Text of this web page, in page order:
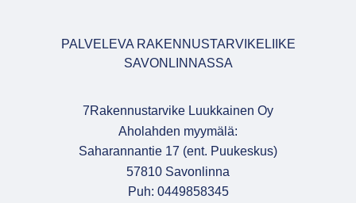
PALVELEVA RAKENNUSTARVIKELIIKE
SAVONLINNASSA
7Rakennustarvike Luukkainen Oy
Aholahden myymälä:
Saharannantie 17 (ent. Puukeskus)
57810 Savonlinna
Puh: 0449858345